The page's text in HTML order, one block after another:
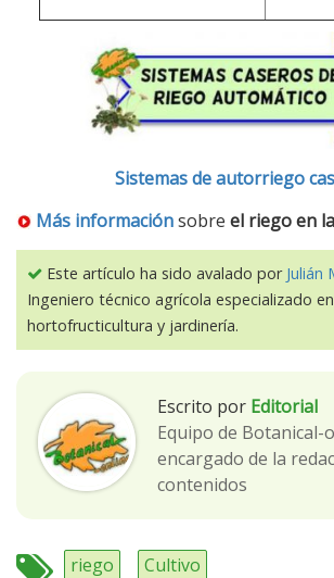
Sistemas de autorriego
Más informaciónsobre el riego en
Este artículo ha sido avalado por Julián
Ingeniero técnico agrícola especializado en
hortofructicultura y jardinería.
Escrito por Editorial
Equipo de Botanical-
encargado de la
contenidos
riego Cultivo